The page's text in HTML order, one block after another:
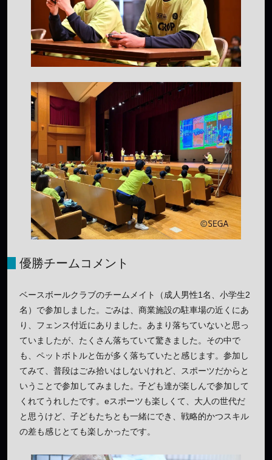
優勝チームコメント
ベースボールクラブのチームメイト（成人男性1名、小学生2
名）で参加しました。ごみは、商業施設の駐車場の近くにあ
り、フェンス付近にありました。あまり落ちていないと思っ
ていましたが、たくさん落ちていて驚きました。その中で
も、ペットボトルと缶が多く落ちていたと感じます。参加し
てみて、普段はごみ拾いはしないけれど、スポーツだからと
いうことで参加してみました。子ども達が楽しんで参加して
くれてうれしたです。eスポーツも楽しくて、大人の世代だ
と思うけど、子どもたちとも一緒にでき、戦略的かつスキル
の差も感じとても楽しかったです。